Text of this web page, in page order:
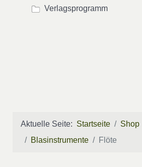
Verlagsprogramm
Aktuelle Seite: Startseite Shop
Blasinstrumente
Flöte